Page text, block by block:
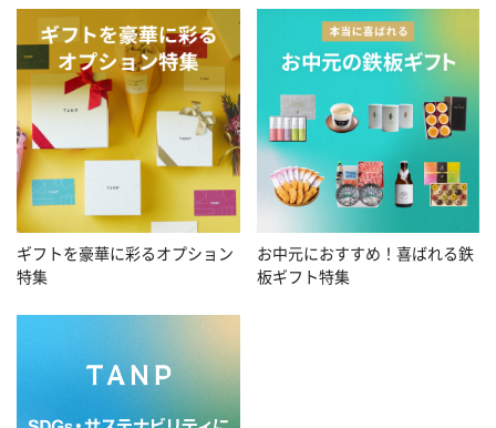
ギフトを豪華に彩るオプション
特集
お中元におすすめ！喜ばれる鉄
板ギフト特集